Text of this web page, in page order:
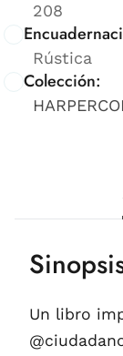
208
Rústica
Colección:
Un libro